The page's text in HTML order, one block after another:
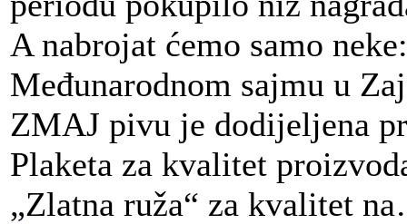
A nabrojat ćemo samo
Međunarodnom sajmu u
ZMAJ pivu je dodijeljena
Plaketa za kvalitet
„Zlatna ruža“ za kvalitet